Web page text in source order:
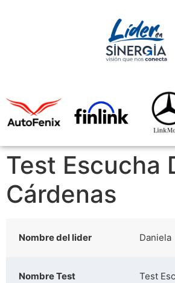
Test Escucha
Cárdenas
Nombre del lider Daniela
Nombre Test
Test